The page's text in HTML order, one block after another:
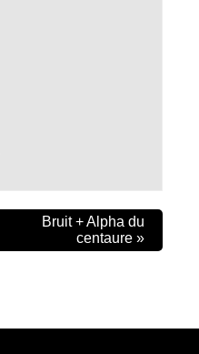
Bruit + Alpha du
centaure »